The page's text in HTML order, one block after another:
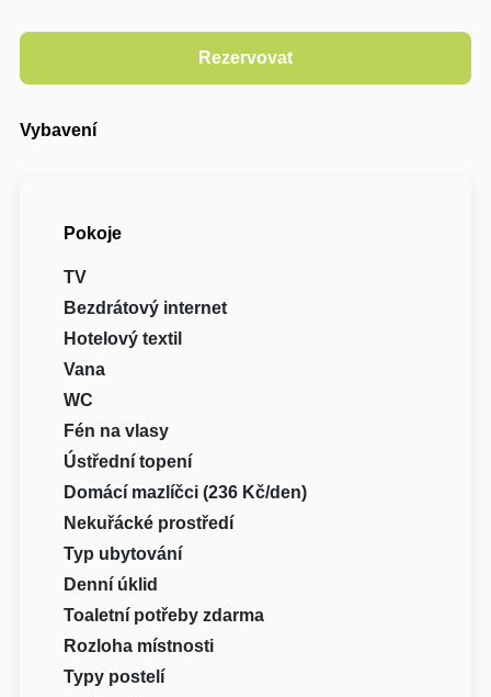
Vybavení
Pokoje
TV
Bezdrátový internet
Hotelový textil
Vana
WC
Fén na vlasy
Ústřední topení
Domácí mazlíčci (236 Kč/den)
Nekuřácké prostředí
Typ ubytování
Denní úklid
Toaletní potřeby zdarma
Rozloha místnosti
Typy postelí